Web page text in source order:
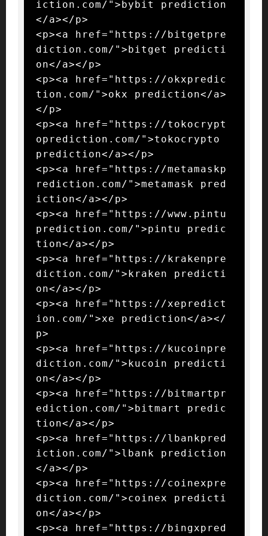
iction.com/">bybit prediction
</a></p>
<p><a href="https://bitgetpre
diction.com/">bitget predicti
on</a></p>
<p><a href="https://okxpredic
tion.com/">okx prediction</a>
</p>
<p><a href="https://tokocrypt
oprediction.com/">tokocrypto
prediction</a></p>
<p><a href="https://metamaskp
rediction.com/">metamask pred
iction</a></p>
<p><a href="https://www.pintu
prediction.com/">pintu predic
tion</a></p>
<p><a href="https://krakenpre
diction.com/">kraken predicti
on</a></p>
<p><a href="https://xepredict
ion.com/">xe prediction</a></
p>
<p><a href="https://kucoinpre
diction.com/">kucoin predicti
on</a></p>
<p><a href="https://bitmartpr
ediction.com/">bitmart predic
tion</a></p>
<p><a href="https://lbankpred
iction.com/">lbank prediction
</a></p>
<p><a href="https://coinexpre
diction.com/">coinex predicti
on</a></p>
<p><a href="https://bingxpred